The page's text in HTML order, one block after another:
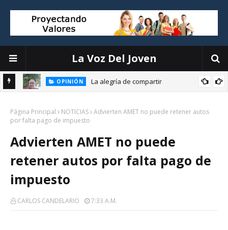
La Voz Del Joven
OPINIÓN
La alegría de compartir
Página Principal NOTICIAS Advierten AMET no puede retener autos
por falta pago de impuesto
Advierten AMET no puede
retener autos por falta pago de
impuesto
CARLOS CANDELARIO 7:33 A.m.